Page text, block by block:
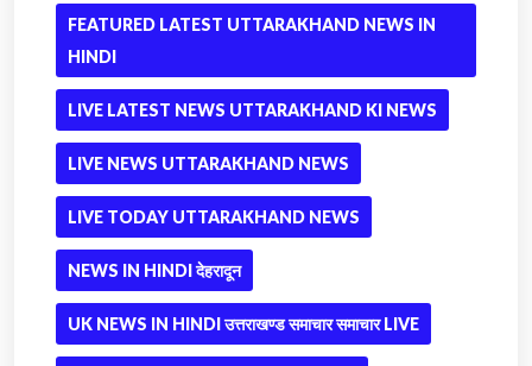
FEATURED LATEST UTTARAKHAND NEWS IN
HINDI
LIVE LATEST NEWS UTTARAKHAND KI NEWS
LIVE NEWS UTTARAKHAND NEWS
LIVE TODAY UTTARAKHAND NEWS
NEWS IN HINDI देहरादून
UK NEWS IN HINDI उत्तराखण्ड समाचार समाचार LIVE